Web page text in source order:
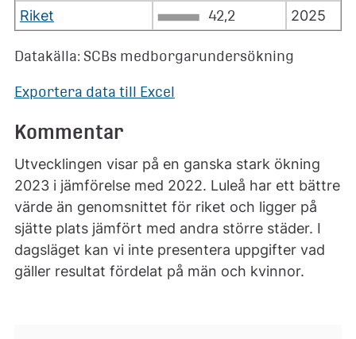
Riket
42,2 2025
Datakälla: SCBs medborgarundersökning
Exportera data till Excel
Kommentar
Utvecklingen visar på en ganska stark ökning
2023 i jämförelse med 2022. Luleå har ett bättre
värde än genomsnittet för riket och ligger på
sjätte plats jämfört med andra större städer. I
dagsläget kan vi inte presentera uppgifter vad
gäller resultat fördelat på män och kvinnor.